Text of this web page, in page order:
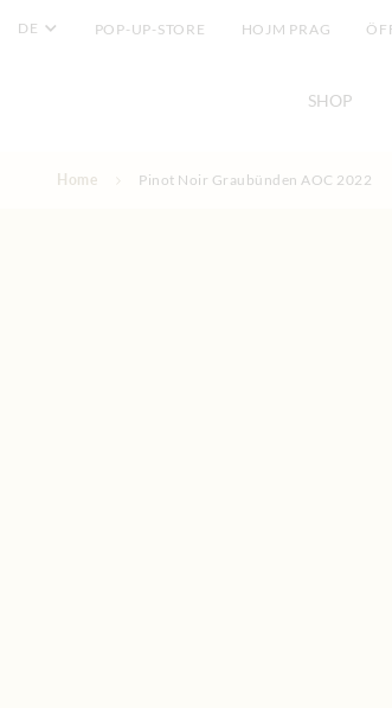
DE POP-UP-STORE HOJM PRAG
SHOP
Home Pinot Noir Graubünden AOC 2022